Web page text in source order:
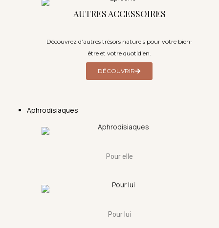
AUTRES ACCESSOIRES
Découvrez d’autres trésors naturels pour votre bien-
être et votre quotidien.
DÉCOUVRIR
Aphrodisiaques
Pour elle
Pour lui